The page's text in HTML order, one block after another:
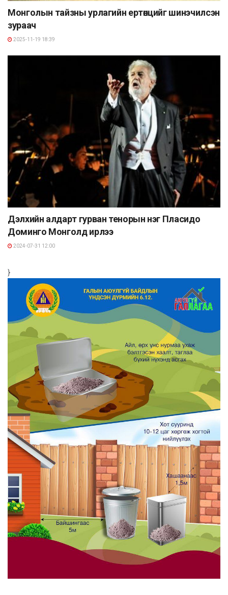
Монголын тайзны урлагийн ертөнцийг шинэчилсэн
зураач
2025-11-19 18:39
Дэлхийн алдарт гурван тенорын нэг Пласидо
Доминго Монголд ирлээ
2024-07-31 12:00
}